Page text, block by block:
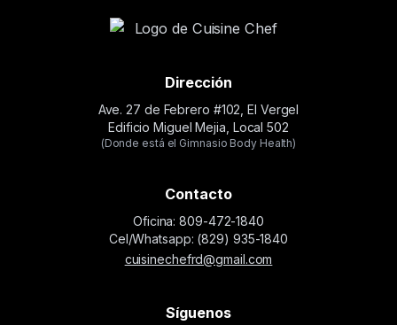
Dirección
Ave. 27 de Febrero #102, El Vergel
Edificio Miguel Mejia, Local 502
(Donde está el Gimnasio Body Health)
Contacto
Oficina: 809-472-1840
Cel/Whatsapp: (829) 935-1840
cuisinechefrd@gmail.com
Síguenos